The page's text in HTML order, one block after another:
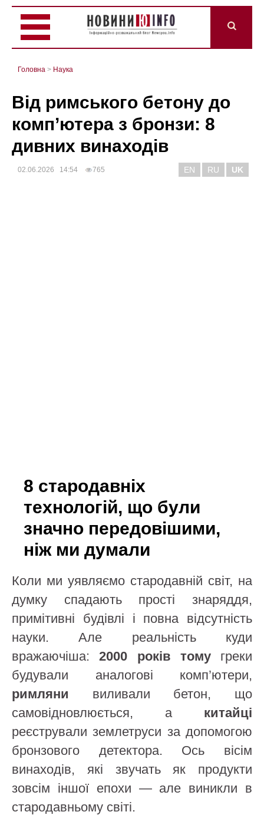
Головна > Наука
Від римського бетону до
комп’ютера з бронзи: 8
дивних винаходів
02.06.2026 14:54 765 EN RU UK
8 стародавніх
технологій, що були
значно передовішими,
ніж ми думали
Коли ми уявляємо стародавній світ, на
думку спадають прості знаряддя,
примітивні будівлі і повна відсутність
науки. Але реальність куди
вражаючіша:2000 років томугреки
будували аналогові комп’ютери,
римляни виливали бетон, що
самовідновлюється, а китайці
реєстрували землетруси за допомогою
бронзового детектора. Ось вісім
винаходів, які звучать як продукти
зовсім іншої епохи — але виникли в
стародавньому світі.